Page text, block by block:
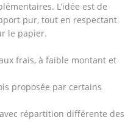
L’idée est de
pur, tout en respectant
le papier.
frais, à faible montant et
proposée par certains
répartition différente des